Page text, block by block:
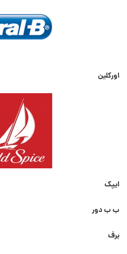
اورکلین
ایپک
ب ب دور
برف